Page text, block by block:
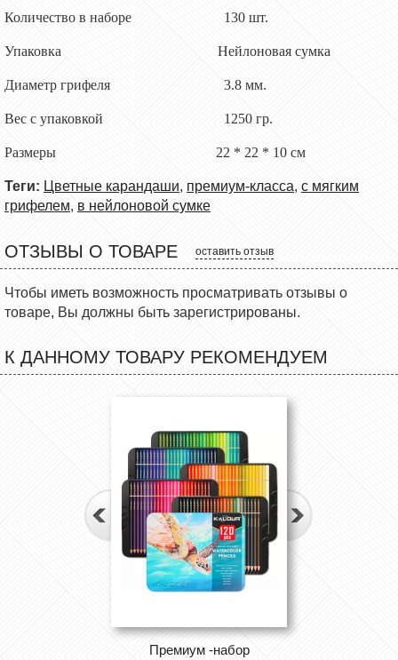
Количество в наборе 130 шт.
Упаковка Нейлоновая сумка
Диаметр грифеля 3.8 мм.
Вес с упаковкой 1250 гр.
Размеры 22 * 22 * 10 см
Теги: Цветные карандаши, премиум-класса, с мягким
грифелем, в нейлоновой сумке
ОТЗЫВЫ О ТОВАРЕ оставить отзыв
Чтобы иметь возможность просматривать отзывы о
товаре, Вы должны быть зарегистрированы.
К ДАННОМУ ТОВАРУ РЕКОМЕНДУЕМ
Премиум -набор